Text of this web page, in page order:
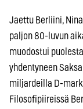
Jaettu Berliini,
paljon 80-luvun
muodostui
yhdentyneen
miljardeilla D-
Filosofipiireissä